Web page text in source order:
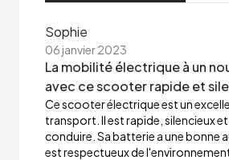
Sophie
06 janvier 2023
La mobilité électrique à un
avec ce scooter rapide et
Ce scooter électrique est un
transport. Il est rapide, silencieux
conduire. Sa batterie a une bonne
est respectueux de